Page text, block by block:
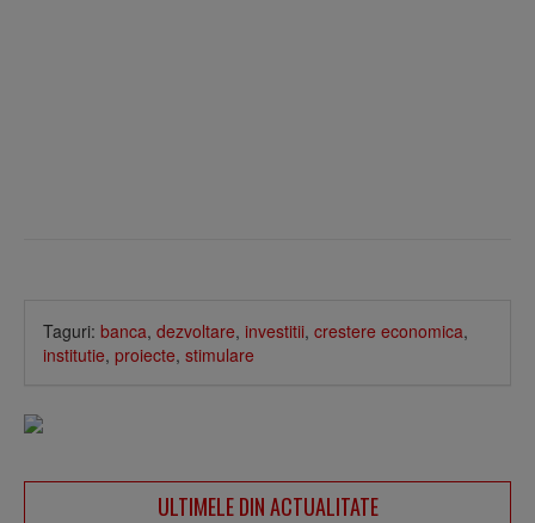
Taguri: banca, dezvoltare, investitii, crestere economica,
institutie, proiecte, stimulare
ULTIMELE DIN ACTUALITATE